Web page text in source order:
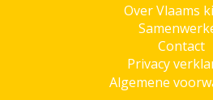
Over Vlaams
Contact
Privacy
Algemene